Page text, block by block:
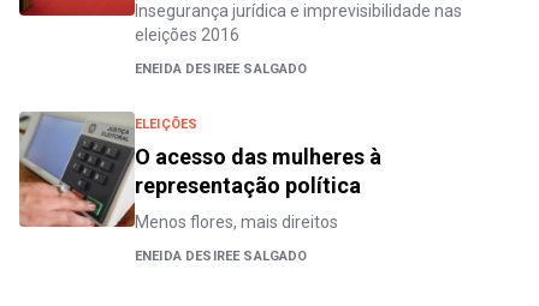
Insegurança jurídica e imprevisibilidade nas
eleições 2016
ENEIDA DESIREE SALGADO
ELEIÇÕES
O acesso das mulheres à
representação política
Menos flores, mais direitos
ENEIDA DESIREE SALGADO